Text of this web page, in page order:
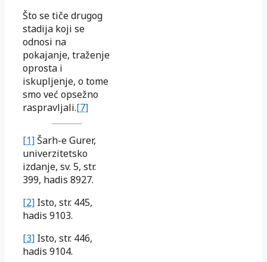
Što se tiče drugog
stadija koji se
odnosi na
pokajanje, traženje
oprosta i
iskupljenje, o tome
smo već opsežno
raspravljali.[7]
[1]Šarh-e Gurer,
univerzitetsko
izdanje, sv. 5, str.
399, hadis 8927.
[2] Isto, str. 445,
hadis 9103.
[3] Isto, str. 446,
hadis 9104.